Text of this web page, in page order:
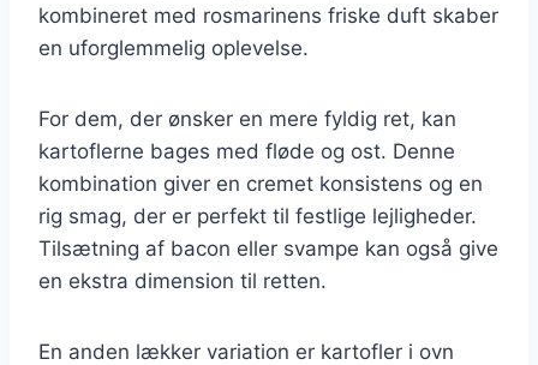
kombineret med rosmarinens friske duft skaber
en uforglemmelig oplevelse.
For dem, der ønsker en mere fyldig ret, kan
kartoflerne bages med fløde og ost. Denne
kombination giver en cremet konsistens og en
rig smag, der er perfekt til festlige lejligheder.
Tilsætning af bacon eller svampe kan også give
en ekstra dimension til retten.
En anden lækker variation er kartofler i ovn